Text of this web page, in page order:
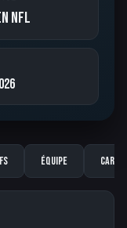
NFL
Équipe